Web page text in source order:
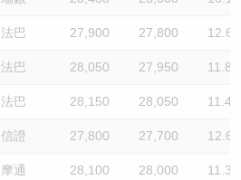
法巴 27,900 27,800 12.6
法巴 28,050 27,950 11.8
法巴 28,150 28,050 11.4
信證 27,800 27,700 12.6
摩通 28,100 28,000 11.3